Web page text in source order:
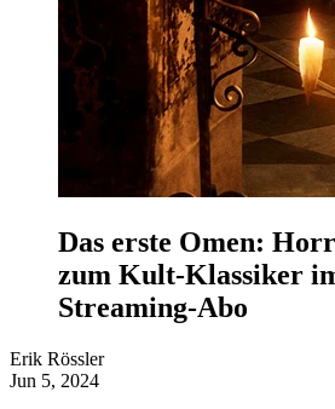
Das erste Omen:
zum Kult-Klassiker
Streaming-Abo
Erik Rössler
Jun 5, 2024